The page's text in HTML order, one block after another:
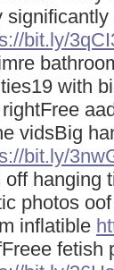
bit.ly/
with
vidsBig
bit.ly/
off hanging
photos
inflatible
fetish